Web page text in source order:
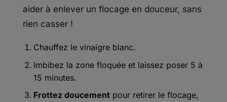
aider à enlever un flocage en douceur, sans
rien casser !
Chauffez le vinaigre blanc.
Imbibez la zone floquée et laissez poser 5 à
15 minutes.
Frottez doucementpour retirer le flocage,